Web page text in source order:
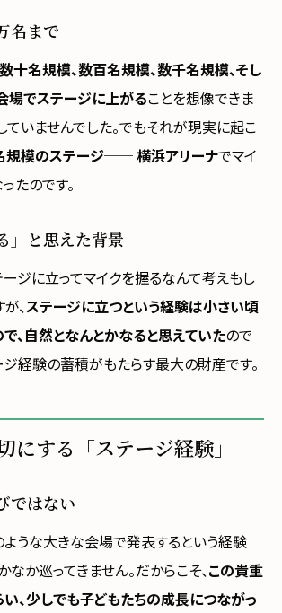
名まで
数十名規模、数百名規模、数千名規模、そし
場でステージに上がることを想像できま
ていませんでした。でもそれが現実に起こ
規模のステージ── 横浜アリーナでマイ
たのです。
」と思えた背景
ジに立ってマイクを握るなんて考えもし
、ステージに立つという経験は小さい頃
、自然となんとかなると思えていたので
ジ経験の蓄積がもたらす最大の財産です。
にする「ステージ経験」
ではない
ような大きな会場で発表するという経験
なか巡ってきません。だからこそ、この貴重
、少しでも子どもたちの成長につながっ